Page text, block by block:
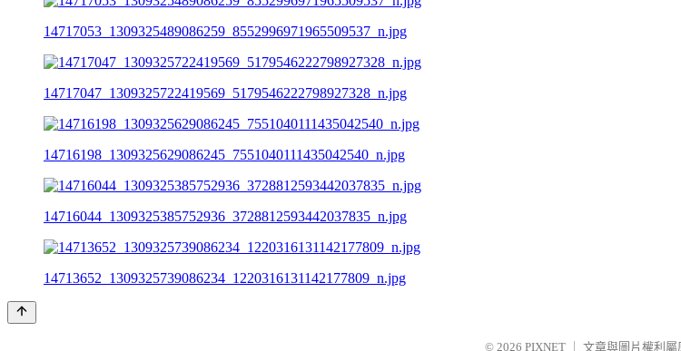
14717053_1309325489086259_8552996971965509537_n.jpg
14717047_1309325722419569_5179546222798927328_n.jpg
14716198_1309325629086245_7551040111435042540_n.jpg
14716044_1309325385752936_3728812593442037835_n.jpg
14713652_1309325739086234_1220316131142177809_n.jpg
© 2026 PIXNET 文章與圖片權利屬